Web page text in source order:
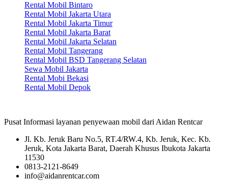
Rental Mobil Bintaro
Rental Mobil Jakarta Utara
Rental Mobil Jakarta Timur
Rental Mobil Jakarta Barat
Rental Mobil Jakarta Selatan
Rental Mobil Tangerang
Rental Mobil BSD Tangerang Selatan
Sewa Mobil Jakarta
Rental Mobi Bekasi
Rental Mobil Depok
Pusat Informasi layanan penyewaan mobil dari Aidan Rentcar
Jl. Kb. Jeruk Baru No.5, RT.4/RW.4, Kb. Jeruk, Kec. Kb.
Jeruk, Kota Jakarta Barat, Daerah Khusus Ibukota Jakarta
11530
0813-2121-8649
info@aidanrentcar.com